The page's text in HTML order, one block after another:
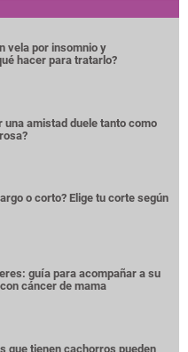
vela por insomnio y
hacer para tratarlo?
una amistad duele tanto como
o corto? Elige tu corte según
guía para acompañar a su
cáncer de mama
que tienen cachorros pueden